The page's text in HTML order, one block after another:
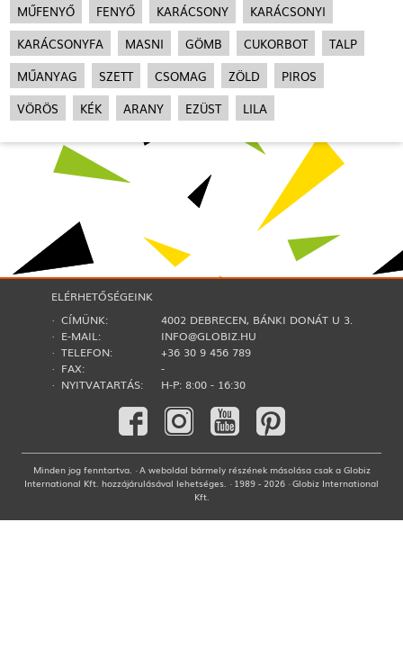
MŰFENYŐ FENYŐ KARÁCSONY
KARÁCSONYI
KARÁCSONYFA
MASNI GÖMB CUKORBOT
TALP
MŰANYAG
SZETT CSOMAG ZÖLD
PIROS
VÖRÖS
KÉK ARANY EZÜST LILA
ELÉRHETŐSÉGEINK
· CÍMÜNK:
4002 DEBRECEN, BÁNKI DONÁT U 3.
· E-MAIL:
INFO@GLOBIZ.HU
· TELEFON:
+36 30 9 456 789
· FAX:
-
· NYITVATARTÁS:
H-P: 8:00 - 16:30
Minden jog fenntartva. · A weboldal bármely részének másolása csak a Globiz
International Kft. hozzájárulásával lehetséges. · 1989 - 2026 · Globiz International
Kft.